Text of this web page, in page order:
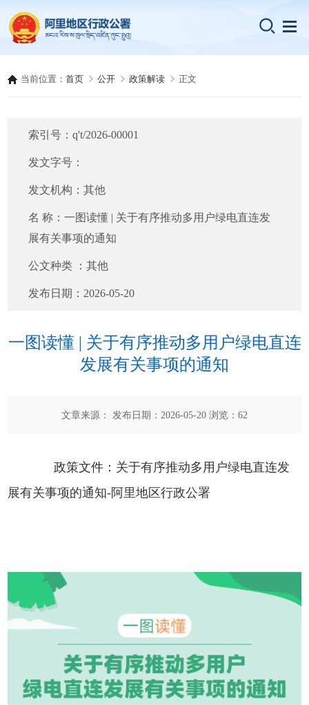
当前位置：首页 公开 政策解读 正文
索引号：q't/2026-00001
发文字号：
发文机构：其他
名 称：一图读懂 | 关于有序推动多用户绿电直连发
展有关事项的通知
公文种类 ：其他
发布日期： 2026-05-20
一图读懂 | 关于有序推动多用户绿电直连
发展有关事项的通知
文章来源： 发布日期：2026-05-20 浏览： 62
政策文件： 关于有序推动多用户绿电直连发
展有关事项的通知-阿里地区行政公署